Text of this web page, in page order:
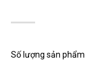
Số lượng sản phẩm